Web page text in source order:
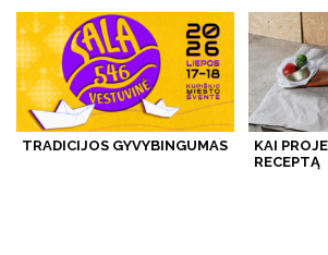
TRADICIJOS GYVYBINGUMAS
KAI
RECEPTĄ